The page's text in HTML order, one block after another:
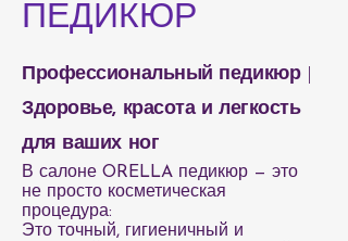
ПЕДИКЮР
Профессиональный педикюр
Здоровье, красота и легкость
для ваших ног
В салоне ORELLA педикюр — это
не просто косметическая
процедура:
Это точный, гигиеничный и